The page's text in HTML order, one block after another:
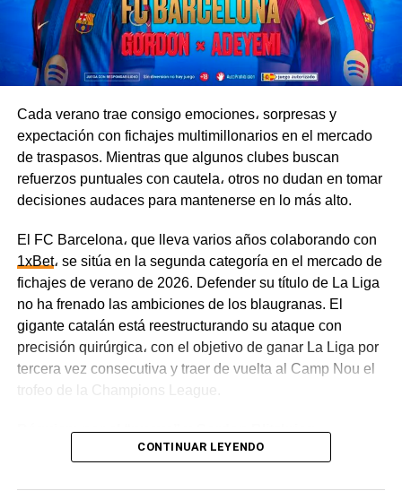
Cada verano trae consigo emociones، sorpresas y
expectación con fichajes multimillonarios en el mercado
de traspasos. Mientras que algunos clubes buscan
refuerzos puntuales con cautela، otros no dudan en tomar
decisiones audaces para mantenerse en lo más alto.
El FC Barcelona، que lleva varios años colaborando con
1xBet، se sitúa en la segunda categoría en el mercado de
fichajes de verano de 2026. Defender su título de La Liga
no ha frenado las ambiciones de los blaugranas. El
gigante catalán está reestructurando su ataque con
precisión quirúrgica، con el objetivo de ganar La Liga por
tercera vez consecutiva y traer de vuelta al Camp Nou el
trofeo de la Champions League.
Réquiem por el “nueve” y Gordon Blitzkrieg
CONTINUAR LEYENDO